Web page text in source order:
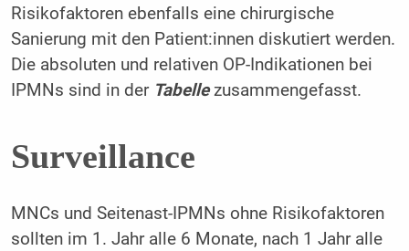
Risikofaktoren ebenfalls eine chirurgische
Sanierung mit den Patient:innen diskutiert werden.
Die absoluten und relativen OP-Indikationen bei
IPMNs sind in der Tabellezusammengefasst.
Surveillance
MNCs und Seitenast-IPMNs ohne Risikofaktoren
sollten im 1. Jahr alle 6 Monate, nach 1 Jahr alle